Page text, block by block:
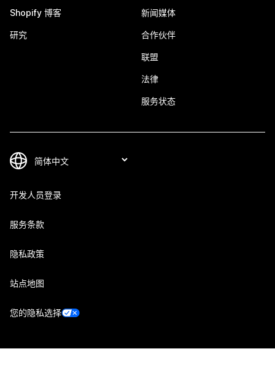
Shopify 博客
研究
新闻媒体
合作伙伴
联盟
法律
服务状态
开发人员登录
服务条款
隐私政策
站点地图
您的隐私选择